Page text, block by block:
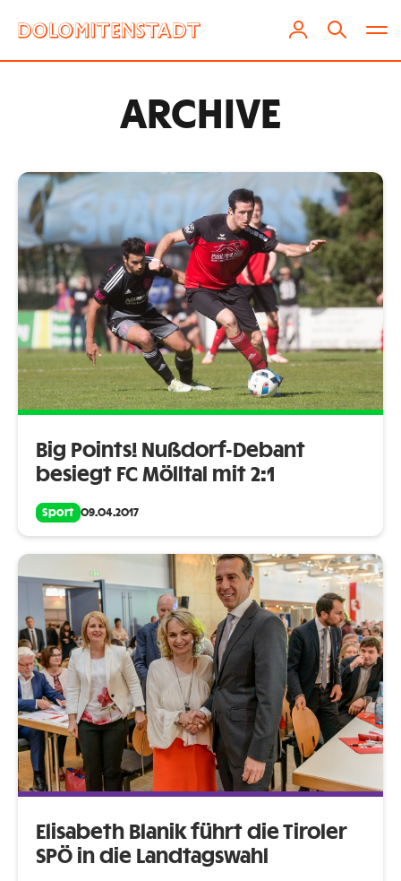
ARCHIVE
Big Points! Nußdorf-Debant
besiegt FC Mölltal mit 2:1
Sport 09.04.2017
Elisabeth Blanik führt die Tiroler
SPÖ in die Landtagswahl